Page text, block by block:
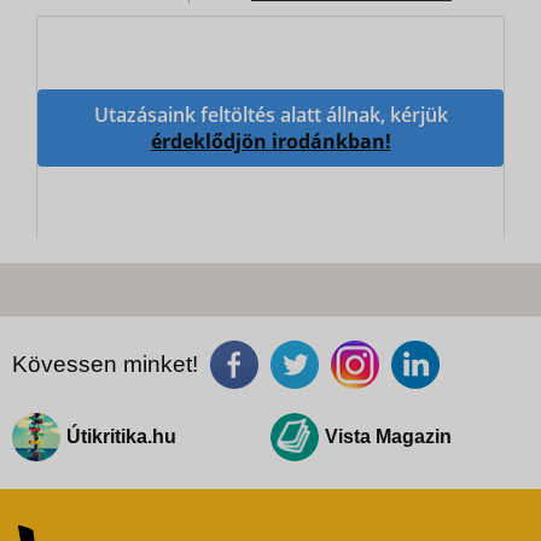
Utazásaink feltöltés alatt állnak, kérjük
érdeklődjön irodánkban!
Kövessen minket!
Útikritika.hu Vista Magazin